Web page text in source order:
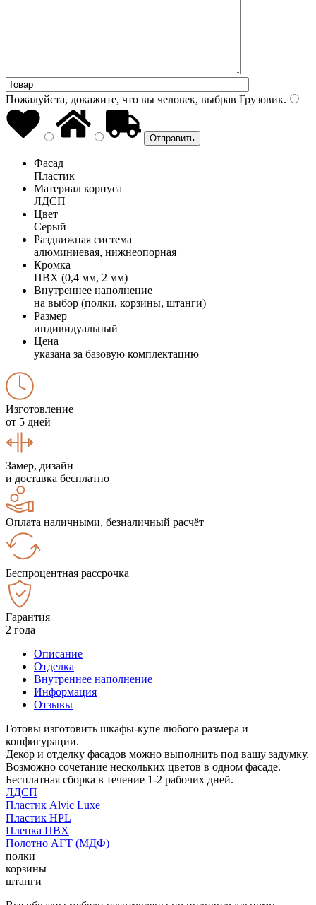
Пожалуйста, докажите, что вы человек, выбрав Грузовик.
Фасад
Пластик
Материал корпуса
ЛДСП
Цвет
Серый
Раздвижная система
алюминиевая, нижнеопорная
Кромка
ПВХ (0,4 мм, 2 мм)
Внутреннее наполнение
на выбор (полки, корзины, штанги)
Размер
индивидуальный
Цена
указана за базовую комплектацию
Изготовление
от 5 дней
Замер, дизайн
и доставка бесплатно
Оплата наличными, безналичный расчёт
Беспроцентная рассрочка
Гарантия
2 года
Описание
Отделка
Внутреннее наполнение
Информация
Отзывы
Готовы изготовить шкафы-купе любого размера и
конфигурации.
Декор и отделку фасадов можно выполнить под вашу задумку.
Возможно сочетание нескольких цветов в одном фасаде.
Бесплатная сборка в течение 1-2 рабочих дней.
ЛДСП
Пластик Alvic Luxe
Пластик HPL
Пленка ПВХ
Полотно АГТ (МДФ)
полки
корзины
штанги